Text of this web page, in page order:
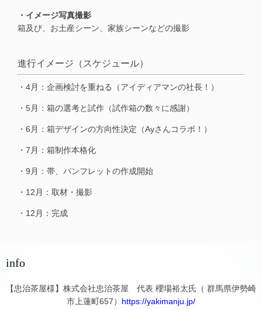
・イメージ写真撮影
箱及び、お土産シーン、家族シーンなどの撮影
進行イメージ（スケジュール）
・4月：企画検討を重ねる（アイディアマンの社長！）
・5月：箱の選考と試作（試作箱の数々に感謝）
・6月：箱デザインの方向性決定（Ayさんコラボ！）
・7月：箱制作本格化
・9月：帯、パンフレットの作成開始
・12月：取材・撮影
・12月：完成
info
【忠治茶屋様】株式会社忠治茶屋 代表 櫻場裕太氏（ 群馬県伊勢崎
市上蓮町657） https://yakimanju.jp/